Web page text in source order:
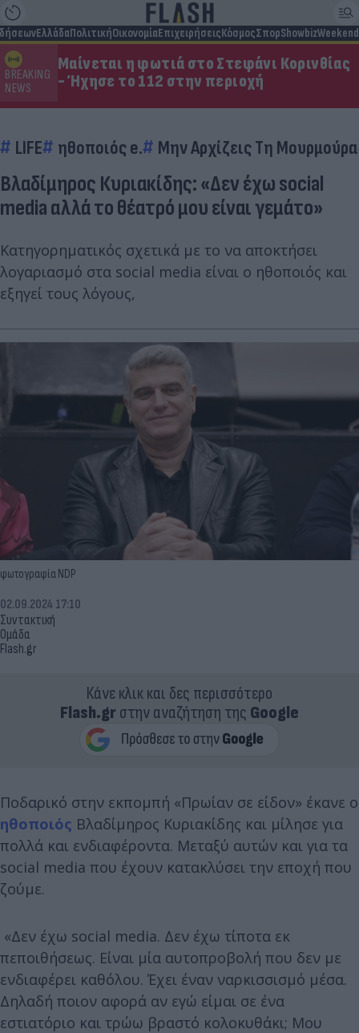
ΕλλάδαΠολιτικήΟικονομίαΕπιχειρήσειςΚόσμοςΣπορShowbizWeekend
BREAKING
NEWS
Μαίνεται η φωτιά στο Στεφάνι Κορινθίας
- Ήχησε το 112 στην περιοχή
LIFE ηθοποιός e. Μην Αρχίζεις Τη Μουρμούρα
Βλαδίμηρος Κυριακίδης: «Δεν έχω social
media αλλά το θέατρό μου είναι γεμάτο»
Κατηγορηματικός σχετικά με το να αποκτήσει
λογαριασμό στα social media είναι ο ηθοποιός και
εξηγεί τους λόγους,
φωτογραφία NDP
Συντακτική
Ομάδα
Flash.gr
02.09.2024 17:10
Κάνε κλικ και δες περισσότερο
Flash.grστην αναζήτηση της Google
Ποδαρικό στην εκπομπή «Πρωίαν σε είδον» έκανε ο
ηθοποιός Βλαδίμηρος Κυριακίδης και μίλησε για
πολλά και ενδιαφέροντα. Μεταξύ αυτών και για τα
social media που έχουν κατακλύσει την εποχή που
ζούμε.
«Δεν έχω social media. Δεν έχω τίποτα εκ
πεποιθήσεως. Είναι μία αυτοπροβολή που δεν με
ενδιαφέρει καθόλου. Έχει έναν ναρκισσισμό μέσα.
Δηλαδή ποιον αφορά αν εγώ είμαι σε ένα
εστιατόριο και τρώω βραστό κολοκυθάκι; Μου